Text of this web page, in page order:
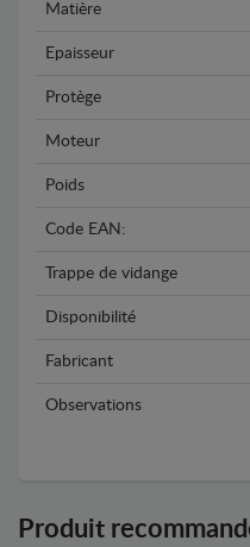
Matière
Epaisseur
Protège
Moteur
Poids
Code EAN:
Trappe de vidange
Disponibilité
Fabricant
Observations
Produit